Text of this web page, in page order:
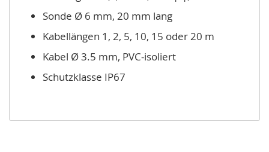
Sonde Ø 6 mm, 20 mm lang
Kabellängen 1, 2, 5, 10, 15 oder 20 m
Kabel Ø 3.5 mm, PVC-isoliert
Schutzklasse IP67